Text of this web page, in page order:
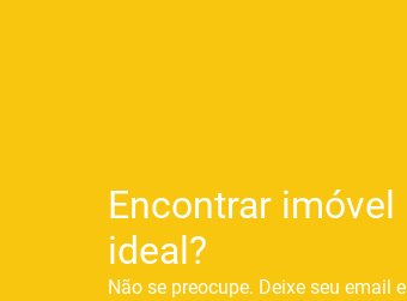
Encontrar imóvel
ideal?
Não se preocupe. Deixe seu email e